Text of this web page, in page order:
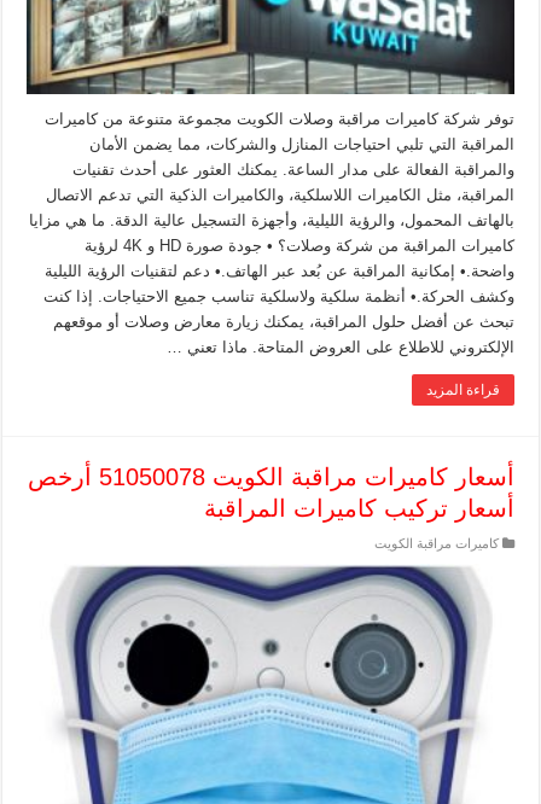
توفر شركة كاميرات مراقبة وصلات الكويت مجموعة متنوعة من كاميرات
المراقبة التي تلبي احتياجات المنازل والشركات، مما يضمن الأمان
والمراقبة الفعالة على مدار الساعة. يمكنك العثور على أحدث تقنيات
المراقبة، مثل الكاميرات اللاسلكية، والكاميرات الذكية التي تدعم الاتصال
بالهاتف المحمول، والرؤية الليلية، وأجهزة التسجيل عالية الدقة. ما هي مزايا
كاميرات المراقبة من شركة وصلات؟ • جودة صورة HD و 4K لرؤية
واضحة.• إمكانية المراقبة عن بُعد عبر الهاتف.• دعم لتقنيات الرؤية الليلية
وكشف الحركة.• أنظمة سلكية ولاسلكية تناسب جميع الاحتياجات. إذا كنت
تبحث عن أفضل حلول المراقبة، يمكنك زيارة معارض وصلات أو موقعهم
الإلكتروني للاطلاع على العروض المتاحة. ماذا تعني …
قراءة المزيد
أسعار كاميرات مراقبة الكويت 51050078 أرخص
أسعار تركيب كاميرات المراقبة
كاميرات مراقبة الكويت